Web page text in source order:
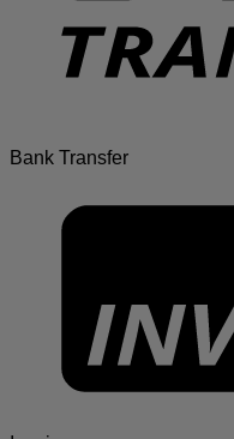
Bank Transfer